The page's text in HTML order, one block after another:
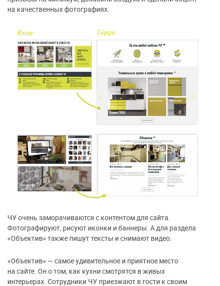
на качественных фотографиях.
ЧУ очень заморачиваются с контентом для сайта.
Фотографируют, рисуют иконки и баннеры. А для раздела
«Объектив» также пишут тексты и снимают видео.
«Объектив» — самое удивительное и приятное место
на сайте. Он о том, как кухни смотрятся в живых
интерьерах. Сотрудники ЧУ приезжают в гости к своим